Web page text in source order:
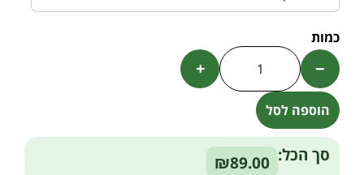
−
+
הוספה לסל
Alternative:
סך הכל: ₪89.00